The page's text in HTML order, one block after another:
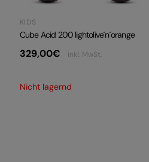
KIDS
Cube Acid 200 lightolive´n´orange
329,00€ inkl. MwSt.
Nicht lagernd